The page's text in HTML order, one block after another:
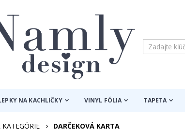
NA KACHLIČKY VINYL FÓLIA TAPETA
DARČEKOVÁ KARTA